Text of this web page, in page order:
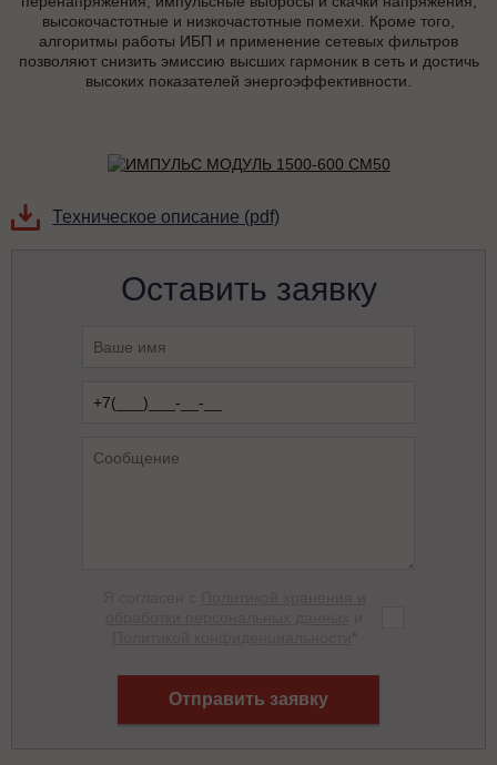
высокочастотные и низкочастотные помехи. Кроме того,
алгоритмы работы ИБП и применение сетевых фильтров
позволяют снизить эмиссию высших гармоник в сеть и достичь
высоких показателей энергоэффективности.
Техническое описание (pdf)
Оставить заявку
Отправить заявку